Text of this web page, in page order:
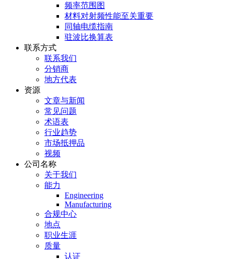
频率范围图
材料对射频性能至关重要
同轴电缆指南
驻波比换算表
联系方式
联系我们
分销商
地方代表
资源
文章与新闻
常见问题
术语表
行业趋势
市场抵押品
视频
公司名称
关于我们
能力
Engineering
Manufacturing
合规中心
地点
职业生涯
质量
认证